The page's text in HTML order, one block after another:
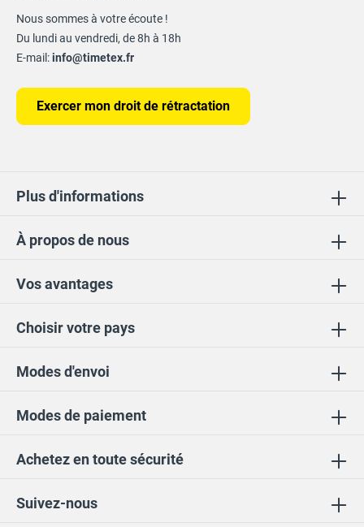
Suivez-nous
Vos avantages
Choisir votre pays
Achetez en toute sécurité
À propos de nous
Nous sommes à votre écoute !
Du lundi au vendredi, de 8h à 18h
E-mail:info@timetex.fr
Exercer mon droit de rétractation
Plus d'informations
Modes de paiement
Modes d'envoi